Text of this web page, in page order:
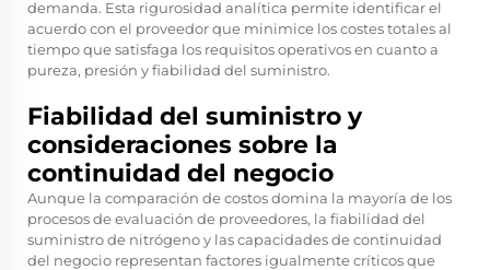
demanda. Esta rigurosidad analítica permite identificar el
acuerdo con el proveedor que minimice los costes totales al
tiempo que satisfaga los requisitos operativos en cuanto a
pureza, presión y fiabilidad del suministro.
Fiabilidad del suministro y
consideraciones sobre la
continuidad del negocio
Aunque la comparación de costos domina la mayoría de los
procesos de evaluación de proveedores, la fiabilidad del
suministro de nitrógeno y las capacidades de continuidad
del negocio representan factores igualmente críticos que